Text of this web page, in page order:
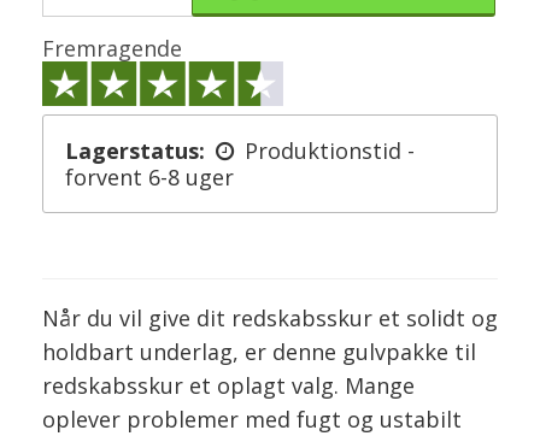
Fremragende
Lagerstatus:
Produktionstid -
forvent 6-8 uger
Når du vil give dit redskabsskur et solidt og
holdbart underlag, er denne gulvpakke til
redskabsskur et oplagt valg. Mange
oplever problemer med fugt og ustabilt